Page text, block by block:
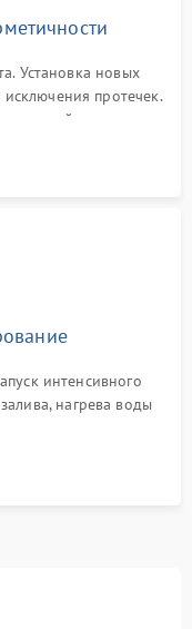
Установка новых
протечек.
системы,
поплавка.
интенсивного
нагрева воды
шумов,
в поддоне.